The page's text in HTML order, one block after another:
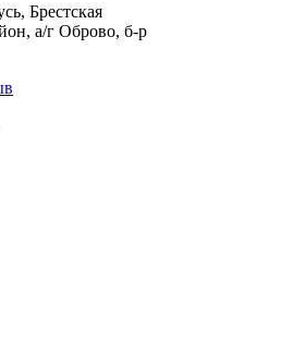
Брестская
а/г Оброво, б-р